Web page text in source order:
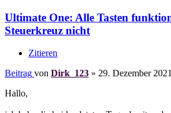
Ultimate One: Alle Tasten
Steuerkreuz nicht
Zitieren
Beitrag von Dirk_123 » 29. Dezember
Hallo,